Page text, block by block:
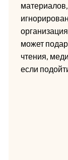
может
чтения,
если